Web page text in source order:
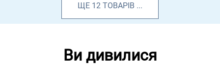
ЩЕ 12 ТОВАРІВ ...
Ви дивилися